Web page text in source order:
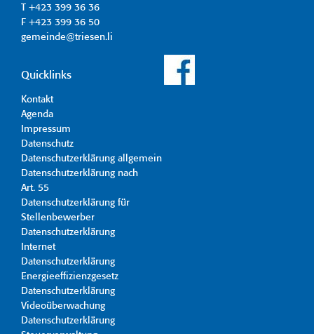
T +423 399 36 36
F +423 399 36 50
gemeinde@triesen.li
Quicklinks
Kontakt
Agenda
Impressum
Datenschutz
Datenschutzerklärung allgemein
Datenschutzerklärung nach
Art. 55
Datenschutzerklärung für
Stellenbewerber
Datenschutzerklärung
Internet
Datenschutzerklärung
Energieeffizienzgesetz
Datenschutzerklärung
Videoüberwachung
Datenschutzerklärung